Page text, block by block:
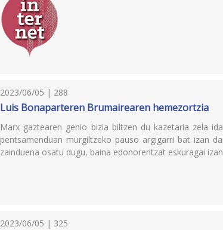
2023/06/05 | 288
Luis Bonaparteren Brumairearen hemezortzia
Marx gaztearen genio bizia biltzen du kazetaria zela
pentsamenduan murgiltzeko pauso argigarri bat izan
zainduena osatu dugu, baina edonorentzat eskuragai
2023/06/05 | 325